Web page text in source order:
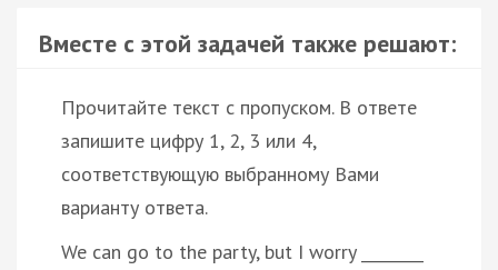
Вместе с этой задачей также решают:
Прочитайте текст с пропуском. В ответе
запишите цифру 1, 2, 3 или 4,
соответствующую выбранному Вами
варианту ответа.
We can go to the party, but I worry ________